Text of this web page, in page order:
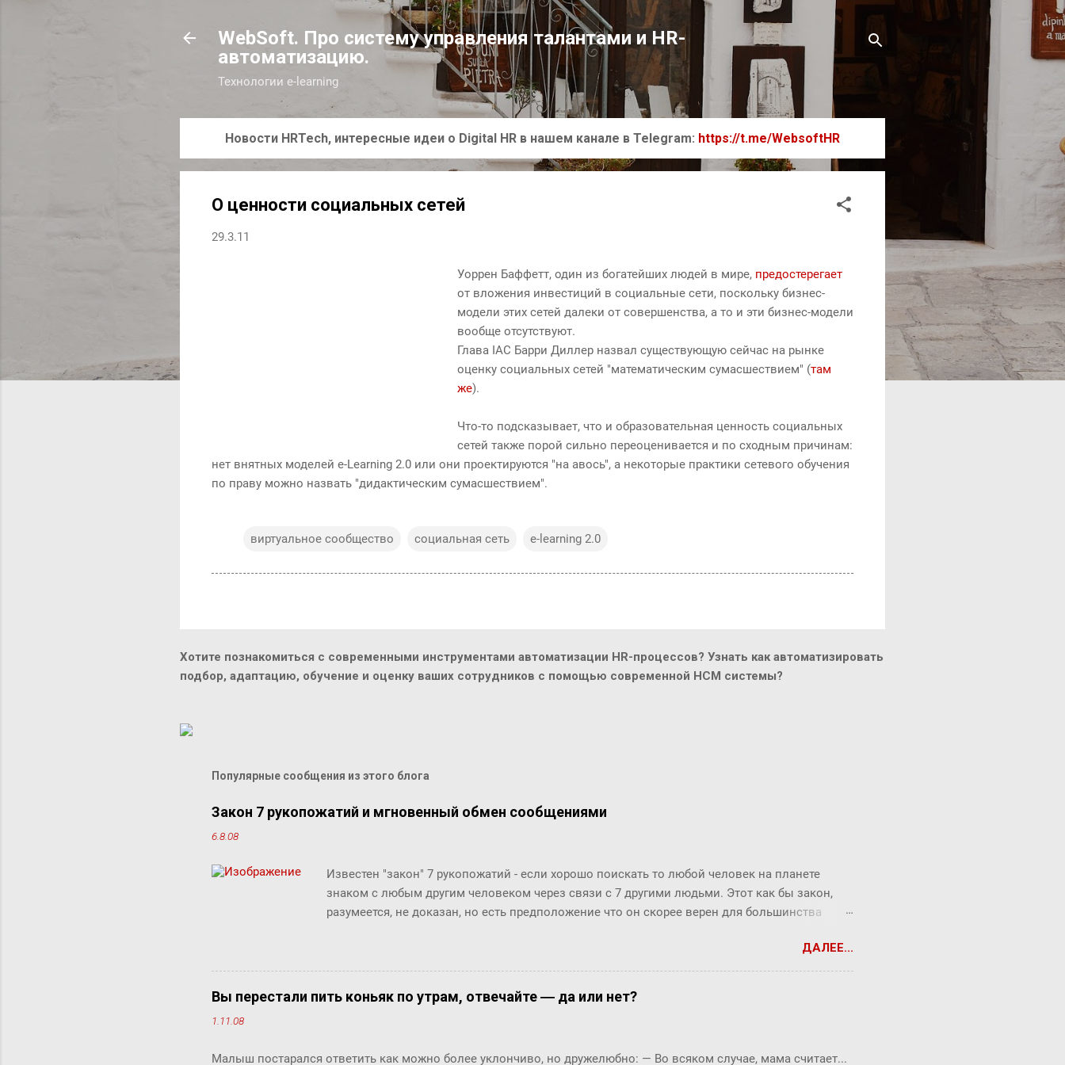
К основному контенту
WebSoft. Про систему управления талантами и HR-
автоматизацию.
Технологии e-learning
Новости HRTech, интересные идеи о Digital HR в нашем канале в Telegram: https://t.me/WebsoftHR
О ценности социальных сетей
29.3.11
Уоррен Баффетт, один из богатейших людей в мире, предостерегает
от вложения инвестиций в социальные сети, поскольку бизнес-
модели этих сетей далеки от совершенства, а то и эти бизнес-модели
вообще отсутствуют.
Глава IAC Барри Диллер назвал существующую сейчас на рынке
оценку социальных сетей "математическим сумасшествием" (там
же).
Что-то подсказывает, что и образовательная ценность социальных
сетей также порой сильно переоценивается и по сходным причинам:
нет внятных моделей e-Learning 2.0 или они проектируются "на авось", а некоторые практики сетевого обучения
по праву можно назвать "дидактическим сумасшествием".
виртуальное сообщество социальная сеть e-learning 2.0
Хотите познакомиться с современными инструментами автоматизации HR-процессов? Узнать как автоматизировать
подбор, адаптацию, обучение и оценку ваших сотрудников с помощью современной HCM системы?
Популярные сообщения из этого блога
Закон 7 рукопожатий и мгновенный обмен сообщениями
6.8.08
Известен "закон" 7 рукопожатий - если хорошо поискать то любой человек на планете
знаком с любым другим человеком через связи с 7 другими людьми. Этот как бы закон,
разумеется, не доказан, но есть предположение что он скорее верен для большинства
"сжиматься" за счет технологий (интернет, авиаперелеты и т.п.). Этот закон ребята из
Microsofr Research решили проверить на пользователях Microsoft Messenger (180
миллионов) и базе из их 30 миллиардов сообщений (начиная с 2006 года). Знакомыми
считали двух людей, хотя бы раз обменявшихся сообщениями в чате. Окзалось, что средняя
ДАЛЕЕ...
Вы перестали пить коньяк по утрам, отвечайте ― да или нет?
1.11.08
Малыш постарался ответить как можно более уклончиво, но дружелюбно: ― Во всяком случае, мама считает...